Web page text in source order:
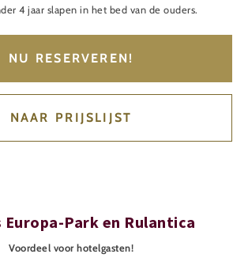
4 jaar slapen in het bed van de ouders.
NU RESERVEREN!
NAAR PRIJSLIJST
Europa-Park en Rulantica
Voordeel voor hotelgasten!